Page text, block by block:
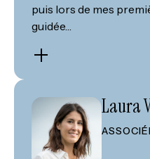
puis lors de mes
guidée…
Laura